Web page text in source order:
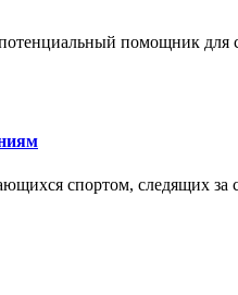
помощник для
спортом, следящих